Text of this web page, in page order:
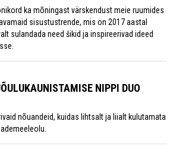
ka mõningast värskendust meie ruumides
sisustustrende, mis on 2017 aastal
sulandada need šikid ja inspireerivad ideed
NIPPI DUO
nõuandeid, kuidas lihtsalt ja liialt kulutamata